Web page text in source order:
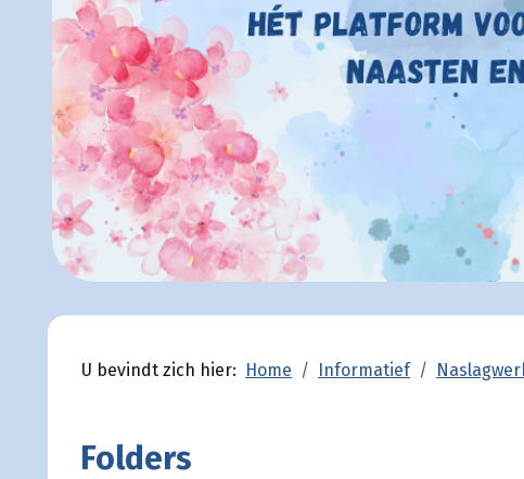
U bevindt zich hier: Home Informatief
Folders